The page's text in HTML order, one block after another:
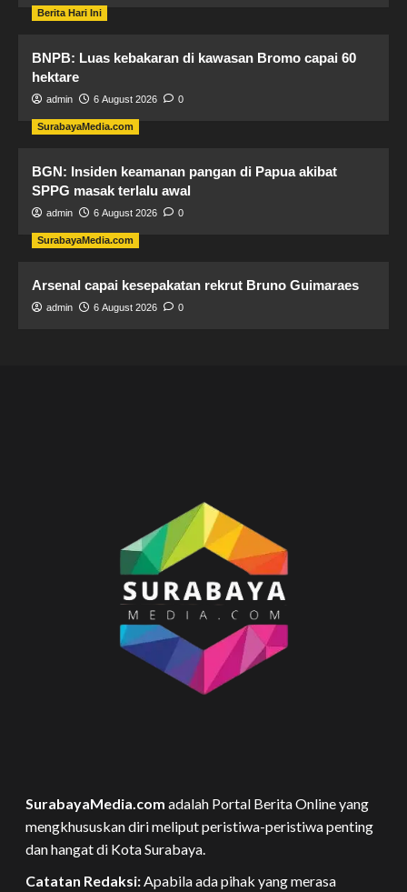
Berita Hari Ini
BNPB: Luas kebakaran di kawasan Bromo capai 60
hektare
admin 6 August 2026 0
SurabayaMedia.com
BGN: Insiden keamanan pangan di Papua akibat
SPPG masak terlalu awal
admin 6 August 2026 0
SurabayaMedia.com
Arsenal capai kesepakatan rekrut Bruno Guimaraes
admin 6 August 2026 0
SurabayaMedia.com adalah Portal Berita Online yang
mengkhususkan diri meliput peristiwa-peristiwa penting
dan hangat di Kota Surabaya.
Catatan Redaksi:Apabila ada pihak yang merasa